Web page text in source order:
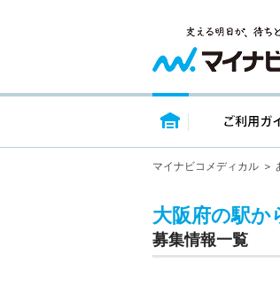
トップページ
マイナビコメディカル
大阪府の駅か
募集情報一覧